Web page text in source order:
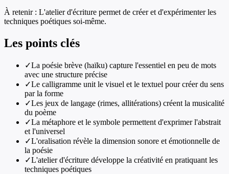
À retenir : L'atelier d'écriture permet de créer et d'expérimenter les
techniques poétiques soi-même.
Les points clés
✓La poésie brève (haïku) capture l'essentiel en peu de mots
avec une structure précise
✓Le calligramme unit le visuel et le textuel pour créer du sens
par la forme
✓Les jeux de langage (rimes, allitérations) créent la musicalité
du poème
✓La métaphore et le symbole permettent d'exprimer l'abstrait
et l'universel
✓L'oralisation révèle la dimension sonore et émotionnelle de
la poésie
✓L'atelier d'écriture développe la créativité en pratiquant les
techniques poétiques